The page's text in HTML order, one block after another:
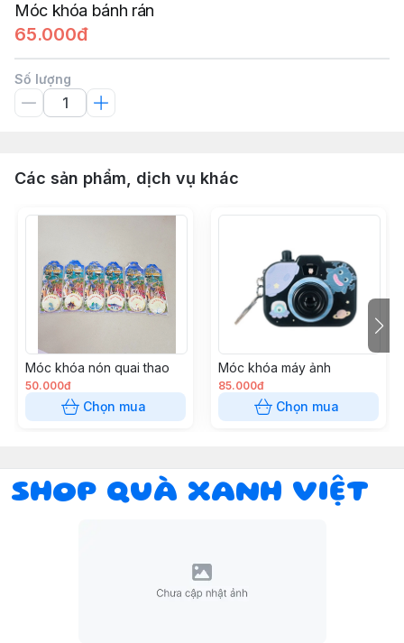
Móc khóa bánh rán
65.000đ
Số lượng
Các sản phẩm, dịch vụ khác
Móc khóa nón quai thao
50.000đ
Chọn mua
Móc khóa máy ảnh
85.000đ
Chọn mua
SHOP QUÀ XANH VIỆT